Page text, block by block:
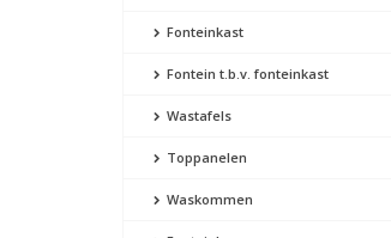
Fonteinkast
Fontein t.b.v. fonteinkast
Wastafels
Toppanelen
Waskommen